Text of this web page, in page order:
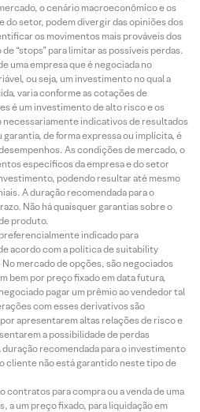
o cenário macroeconômico e os
do setor, podem divergir das opiniões dos
os movimentos mais prováveis dos
“stops” para limitar as possíveis perdas.
uma empresa que é negociada no
ou seja, um investimento no qual a
varia conforme as cotações de
é um investimento de alto risco e os
necessariamente indicativos de resultados
de forma expressa ou implícita, é
As condições de mercado, o
específicos da empresa e do setor
podendo resultar até mesmo
A duração recomendada para o
Não há quaisquer garantias sobre o
produto.
indicado para
acordo com a política de suitability
mercado de opções, são negociados
bem por preço fixado em data futura,
pagar um prêmio ao vendedor tal
com esses derivativos são
apresentarem altas relações de risco e
a possibilidade de perdas
recomendada para o investimento
cliente não está garantido neste tipo de
contratos para compra ou a venda de uma
a um preço fixado, para liquidação em